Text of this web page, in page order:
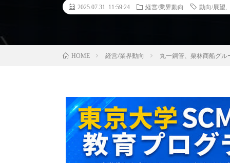
2025.07.31 11:59:24 経営/業界動向 動向/展望
HOME 経営/業界動向 丸一鋼管、栗林商船グ